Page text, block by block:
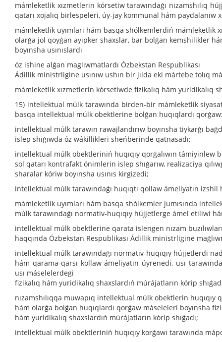
mámleketlik xızmetlerin kórsetiw tarawındaǵı nızamshılıq
qatarı xojalıq birlespeleri, úy-jay kommunal hám paydalanıw
mámleketlik uyımları hám basqa shólkemlerdiń mámleketlik
olarǵa jol qoyǵan ayıpker shaxslar, bar bolǵan kemshilikler
boyınsha usınıslardı
óz ishine alǵan maglıwmatlardı Ózbekstan Respublikası
Ádillik ministrligine usınıw ushın bir jılda eki mártebe tolıq
mámleketlik xızmetlerin kórsetiwde fizikalıq hám
15) intellektual múlk tarawında birden-bir mámleketlik
basqa intellektual múlk obektlerine bolǵan huqıqlardı
intellektual múlk tarawın rawajlandırıw boyınsha tiykarǵı
islep shıǵıwda óz wákillikleri sheńberinde qatnasadı;
intellektual múlk obektleriniń huqıqıy qorǵalıwın támiyinlew
sol qatarı kontrafakt ónimlerin islep shıǵarıw, realizaciya
sharalar kóriw boyınsha usınıs kirgizedi;
intellektual múlk tarawındaǵı huqıqtı qollaw ámeliyatın
mámleketlik uyımları hám basqa shólkemler jumısında
múlk tarawındaǵı normativ-huqıqıy hújjetlerge ámel etiliwi
intellektual múlk obektlerine qarata islengen nızam
haqqında Ózbekstan Respublikası Ádillik ministrligine
intellektual múlk tarawındaǵı normativ-huqıqıy hújjetlerdi
hám qarama-qarsı kollaw ámeliyatın úyrenedi, usı
usı máselelerdegi
fizikalıq hám yuridikalıq shaxslardıń múrájatların kórip
nızamshılıqqa muwapıq intellektual múlk obektlerin huqıqıy
hám olarǵa bolǵan huqıqlardı qorǵaw máseleleri boyınsha
hám yuridikalıq shaxslardıń múrájatların kórip shıǵadı;
intellektual múlk obektleriniń huqıqıy korǵawı tarawında